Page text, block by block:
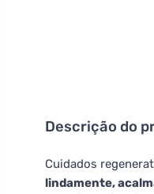
Descrição do
Cuidados
lindamente,